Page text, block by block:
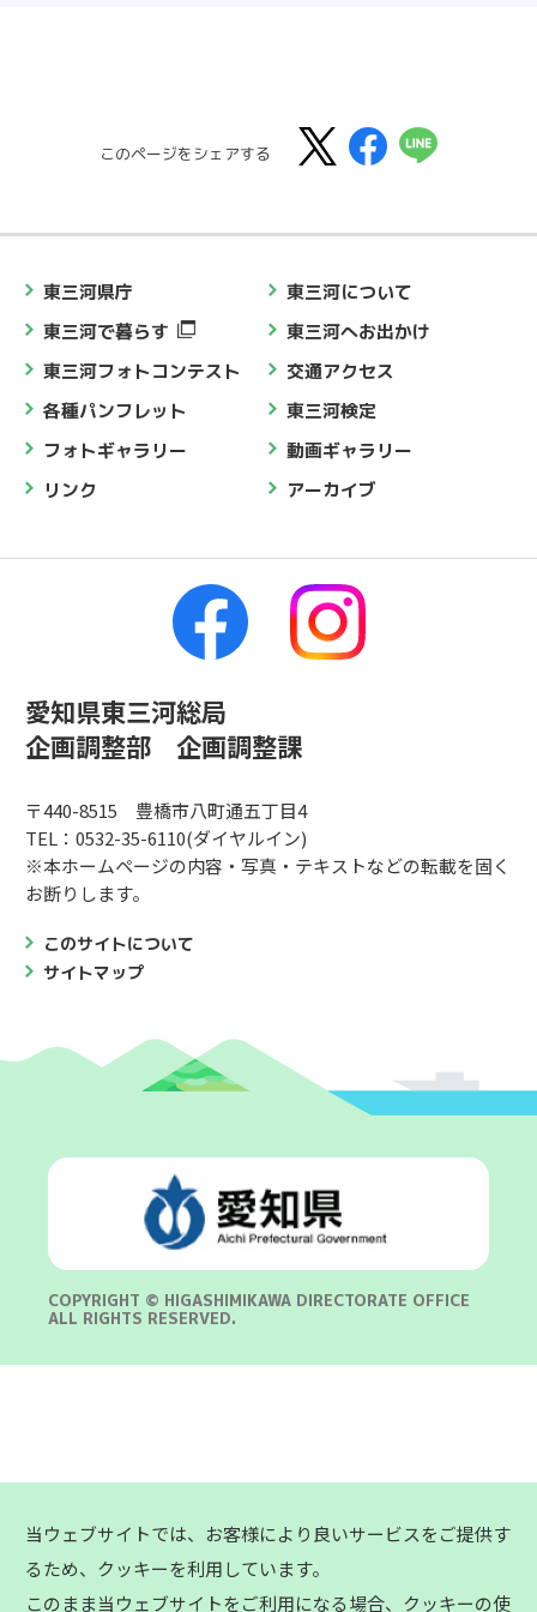
このページをシェアする
東三河県庁
東三河について
東三河で暮らす
東三河へお出かけ
東三河フォトコンテスト
交通アクセス
各種パンフレット
東三河検定
フォトギャラリー
動画ギャラリー
リンク
アーカイブ
愛知県東三河総局
企画調整部 企画調整課
〒440-8515 豊橋市八町通五丁目4
TEL：0532-35-6110(ダイヤルイン)
※本ホームページの内容・写真・テキストなどの転載を固く
お断りします。
このサイトについて
サイトマップ
COPYRIGHT © HIGASHIMIKAWA DIRECTORATE OFFICE
ALL RIGHTS RESERVED.
当ウェブサイトでは、お客様により良いサービスをご提供す
るため、クッキーを利用しています。
このまま当ウェブサイトをご利用になる場合、クッキーの使